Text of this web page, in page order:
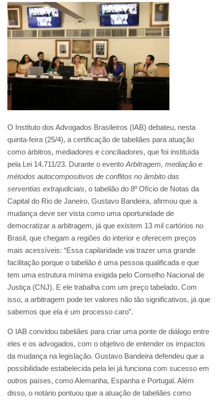
O Instituto dos Advogados Brasileiros (IAB) debateu, nesta
quinta-feira (25/4), a certificação de tabeliães para atuação
como árbitros, mediadores e conciliadores, que foi instituída
pela Lei 14.711/23. Durante o evento Arbitragem, mediação e
métodos autocompositivos de conflitos no âmbito das
serventias extrajudiciais, o tabelião do 8º Ofício de Notas da
Capital do Rio de Janeiro, Gustavo Bandeira, afirmou que a
mudança deve ser vista como uma oportunidade de
democratizar a arbitragem, já que existem 13 mil cartórios no
Brasil, que chegam a regiões do interior e oferecem preços
mais acessíveis: “Essa capilaridade vai trazer uma grande
facilitação porque o tabelião é uma pessoa qualificada e que
tem uma estrutura mínima exigida pelo Conselho Nacional de
Justiça (CNJ). E ele trabalha com um preço tabelado. Com
isso, a arbitragem pode ter valores não tão significativos, já que
sabemos que ela é um processo caro”.
O IAB convidou tabeliães para criar uma ponte de diálogo entre
eles e os advogados, com o objetivo de entender os impactos
da mudança na legislação. Gustavo Bandeira defendeu que a
possibilidade estabelecida pela lei já funciona com sucesso em
outros países, como Alemanha, Espanha e Portugal. Além
disso, o notário pontuou que a atuação de tabeliães como